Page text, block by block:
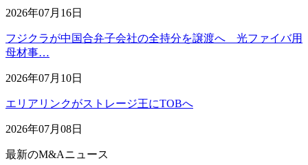
2026年07月16日
フジクラが中国合弁子会社の全持分を譲渡へ 光ファイバ用
母材事…
2026年07月10日
エリアリンクがストレージ王にTOBへ
2026年07月08日
最新のM&Aニュース